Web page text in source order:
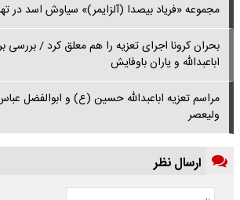
مجموعه «فریاد بیصدا (آلزایمر)» سیاوش اسد در
بحران کرونا اجرای تعزیه را هم معلق کرد / بررسی
اباعبدالله و یاران باوفایش
مراسم تعزیه اباعبدالله حسین (ع) و ابوالفضل
ولیعصر
ارسال نظر